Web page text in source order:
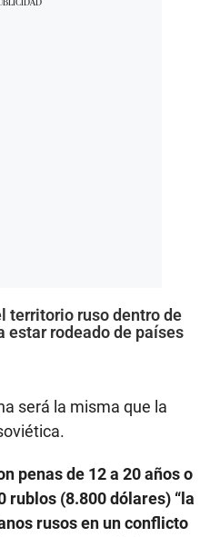
territorio ruso dentro de
estar rodeado de países
será la misma que la
penas de 12 a 20 años o
rublos (8.800 dólares) “la
rusos en un conflicto